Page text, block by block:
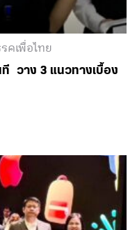
คเพื่อไทย
วาง 3 แนวทางเบื้อง